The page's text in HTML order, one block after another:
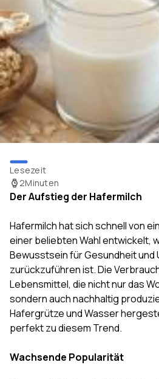
Lesezeit
2Minuten
Der Aufstieg der Hafermilch
Hafermilch hat sich schnell von
einer beliebten Wahl entwickelt,
Bewusstsein für Gesundheit und
zurückzuführen ist. Die
Lebensmittel, die nicht nur das
sondern auch nachhaltig
Hafergrütze und Wasser
perfekt zu diesem Trend.
Wachsende Popularität